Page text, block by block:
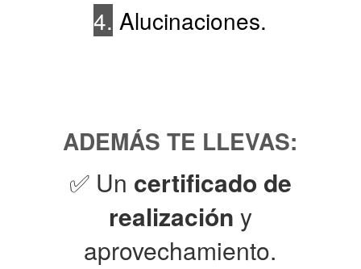
4. Alucinaciones.
ADEMÁS TE LLEVAS:
✅ Un certificado de
realización y
aprovechamiento.